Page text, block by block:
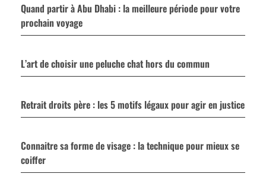
Quand partir à Abu Dhabi : la meilleure période pour votre
prochain voyage
L’art de choisir une peluche chat hors du commun
Retrait droits père : les 5 motifs légaux pour agir en justice
Connaitre sa forme de visage : la technique pour mieux se
coiffer